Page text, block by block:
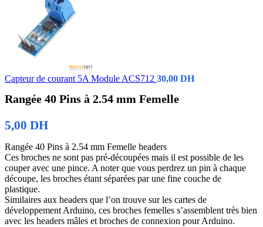
Capteur de courant 5A Module ACS712 30,00 DH
Rangée 40 Pins à 2.54 mm Femelle
5,00 DH
Rangée 40 Pins à 2.54 mm Femelle headers
Ces broches ne sont pas pré-découpées mais il est possible de les
couper avec une pince. A noter que vous perdrez un pin à chaque
découpe, les broches étant séparées par une fine couche de
plastique.
Similaires aux headers que l’on trouve sur les cartes de
développement Arduino, ces broches femelles s’assemblent très bien
avec les headers mâles et broches de connexion pour Arduino.